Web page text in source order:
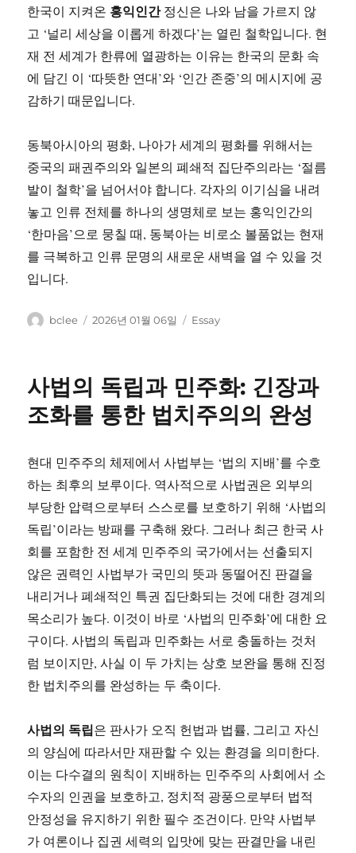
한국이 지켜온 홍익인간정신은 나와 남을 가르지 않
고 ‘널리 세상을 이롭게 하겠다’는 열린 철학입니다. 현
재 전 세계가 한류에 열광하는 이유는 한국의 문화 속
에 담긴 이 ‘따뜻한 연대’와 ‘인간 존중’의 메시지에 공
감하기 때문입니다.
동북아시아의 평화, 나아가 세계의 평화를 위해서는
중국의 패권주의와 일본의 폐쇄적 집단주의라는 ‘절름
발이 철학’을 넘어서야 합니다. 각자의 이기심을 내려
놓고 인류 전체를 하나의 생명체로 보는 홍익인간의
‘한마음’으로 뭉칠 때, 동북아는 비로소 볼품없는 현재
를 극복하고 인류 문명의 새로운 새벽을 열 수 있을 것
입니다.
글
bclee
작
2026년 01월 06일
카
Essay
사법의 독립과 민주화: 긴장과
조화를 통한 법치주의의 완성
현대 민주주의 체제에서 사법부는 ‘법의 지배’를 수호
하는 최후의 보루이다. 역사적으로 사법권은 외부의
부당한 압력으로부터 스스로를 보호하기 위해 ‘사법의
독립’이라는 방패를 구축해 왔다. 그러나 최근 한국 사
회를 포함한 전 세계 민주주의 국가에서는 선출되지
않은 권력인 사법부가 국민의 뜻과 동떨어진 판결을
내리거나 폐쇄적인 특권 집단화되는 것에 대한 경계의
목소리가 높다. 이것이 바로 ‘사법의 민주화’에 대한 요
구이다. 사법의 독립과 민주화는 서로 충돌하는 것처
럼 보이지만, 사실 이 두 가치는 상호 보완을 통해 진정
한 법치주의를 완성하는 두 축이다.
사법의 독립은 판사가 오직 헌법과 법률, 그리고 자신
의 양심에 따라서만 재판할 수 있는 환경을 의미한다.
이는 다수결의 원칙이 지배하는 민주주의 사회에서 소
수자의 인권을 보호하고, 정치적 광풍으로부터 법적
안정성을 유지하기 위한 필수 조건이다. 만약 사법부
가 여론이나 집권 세력의 입맛에 맞는 판결만을 내린